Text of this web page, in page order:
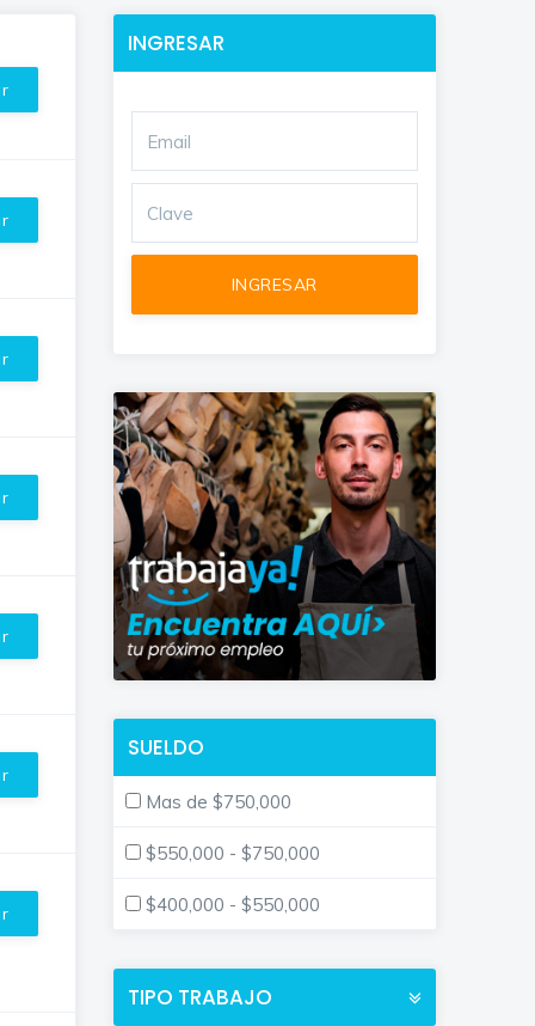
INGRESAR
SUELDO
Mas de $750,000
$550,000 - $750,000
$400,000 - $550,000
TIPO TRABAJO